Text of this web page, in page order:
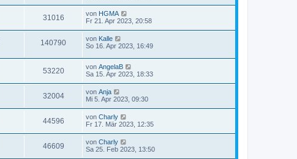
31016 von HGMA
Fr 21. Apr 2023, 20:58
140790 von Kalle
So 16. Apr 2023, 16:49
53220 von AngelaB
Sa 15. Apr 2023, 18:33
32004 von Anja
Mi 5. Apr 2023, 09:30
44596 von Charly
Fr 17. Mär 2023, 12:35
46609 von Charly
Sa 25. Feb 2023, 13:50